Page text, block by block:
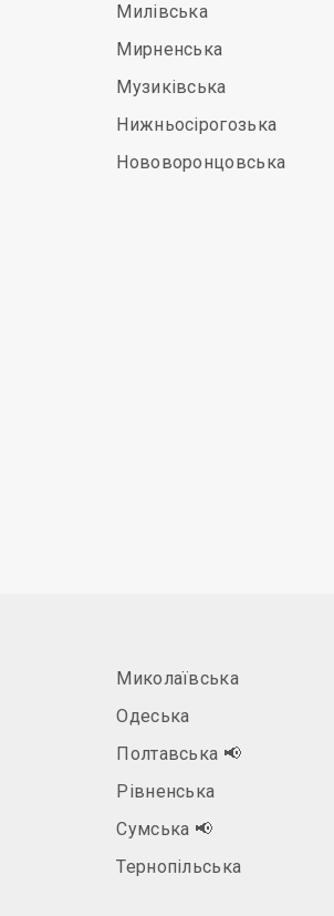
Милівська
Мирненська
Музиківська
Нижньосірогозька
Нововоронцовська
Миколаївська
Одеська
Полтавська 📢
Рівненська
Сумська 📢
Тернопільська